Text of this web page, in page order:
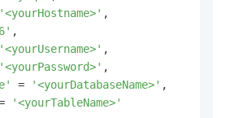
'<yourHostname>' ,
,
'<yourUsername>' ,
'<yourPassword>' ,
= '<yourDatabaseName>' ,
'<yourTableName>'